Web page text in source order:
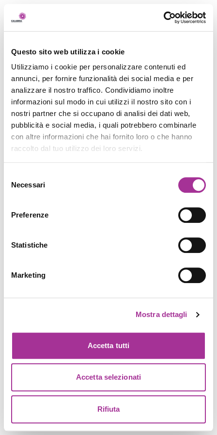
Questo sito web utilizza i cookie
Utilizziamo i cookie per personalizzare contenuti ed
annunci, per fornire funzionalità dei social media e per
analizzare il nostro traffico. Condividiamo inoltre
informazioni sul modo in cui utilizzi il nostro sito con i
nostri partner che si occupano di analisi dei dati web,
pubblicità e social media, i quali potrebbero combinarle
con altre informazioni che hai fornito loro o che hanno
raccolto dal tuo utilizzo dei loro servizi.
delNecessari
Preferenze
Statistiche
Marketing
Mostra dettagli
Accetta tutti
Accetta selezionati
Rifiuta